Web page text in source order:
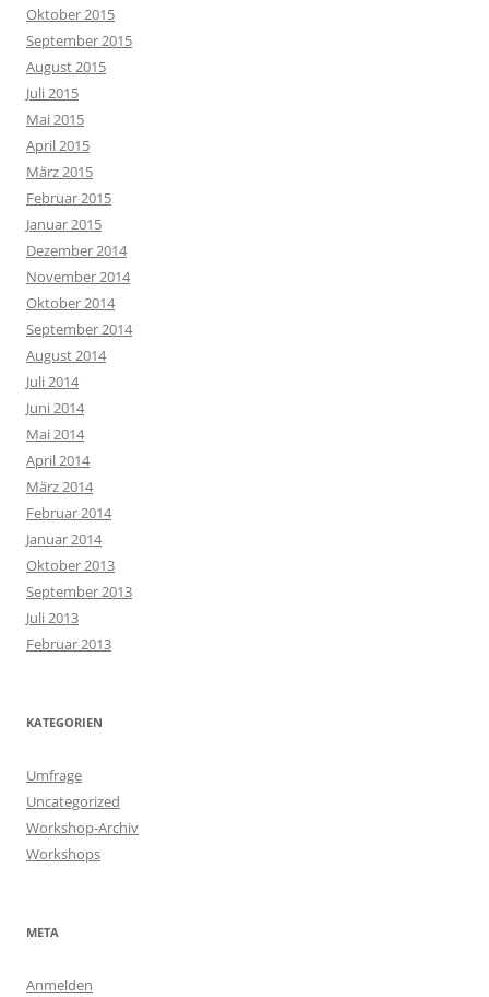
Oktober 2015
September 2015
August 2015
Juli 2015
Mai 2015
April 2015
März 2015
Februar 2015
Januar 2015
Dezember 2014
November 2014
Oktober 2014
September 2014
August 2014
Juli 2014
Juni 2014
Mai 2014
April 2014
März 2014
Februar 2014
Januar 2014
Oktober 2013
September 2013
Juli 2013
Februar 2013
KATEGORIEN
Umfrage
Uncategorized
Workshop-Archiv
Workshops
META
Anmelden